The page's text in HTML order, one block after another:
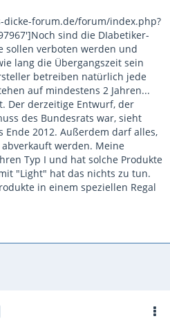
forum.de/forum/index.php?
sind die DIabetiker-
sollen verboten werden und
lang die Übergangszeit sein
betreiben natürlich jede
auf mindestens 2 Jahren...
Der derzeitige Entwurf, der
des Bundesrats war, sieht
Ende 2012. Außerdem darf alles,
werden. Meine
Typ I und hat solche Produkte
"Light" hat das nichts zu tun.
in einem speziellen Regal